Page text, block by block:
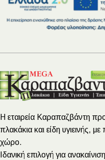
Η εταιρεία Καραπαζβάντη
πλακάκια και είδη υγιεινής,
χώρο.
Ιδανική επιλογή για